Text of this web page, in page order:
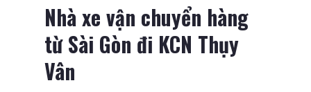
Nhà xe vận chuyển hàng
từ Sài Gòn đi KCN Thụy
Vân